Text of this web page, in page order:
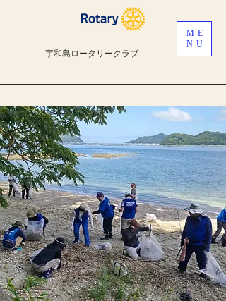
宇和島ロータリークラブ
ME
NU